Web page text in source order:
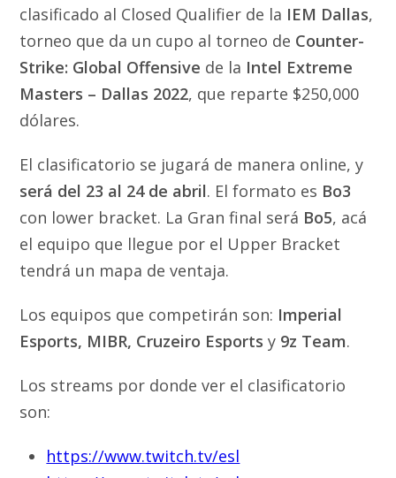
clasificado al Closed Qualifier de la IEM Dallas,
torneo que da un cupo al torneo de Counter-
Strike: Global Offensive de la Intel Extreme
Masters – Dallas 2022, que reparte $250,000
dólares.
El clasificatorio se jugará de manera online, y
será del 23 al 24 de abril. El formato es Bo3
con lower bracket. La Gran final será Bo5, acá
el equipo que llegue por el Upper Bracket
tendrá un mapa de ventaja.
Los equipos que competirán son: Imperial
Esports, MIBR, Cruzeiro Esports y 9z Team.
Los streams por donde ver el clasificatorio
son:
https://www.twitch.tv/esl